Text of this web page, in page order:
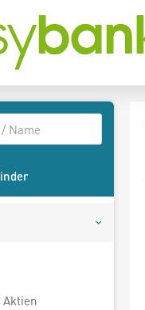
Aktien